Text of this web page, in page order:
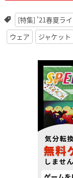
[特集] '21春夏ラ
ウェア
ジャケット